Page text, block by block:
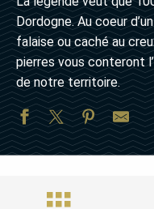
Dordogne. Au coeur
falaise ou caché au
pierres vous conteront
de notre territoire.